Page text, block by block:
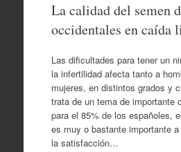
La calidad del semen
occidentales en caída
Las dificultades para tener un
la infertilidad afecta tanto a
mujeres, en distintos grados y
trata de un tema de importante
para el 85% de los españoles,
es muy o bastante importante
la satisfacción…